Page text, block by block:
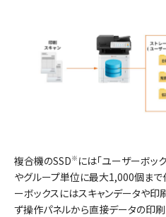
複合機のSSD※ には「ユーザーボッ
やグループ単位に最大1,000個まで
ーボックスにはスキャンデータや印
ず操作パネルから直接データの印刷